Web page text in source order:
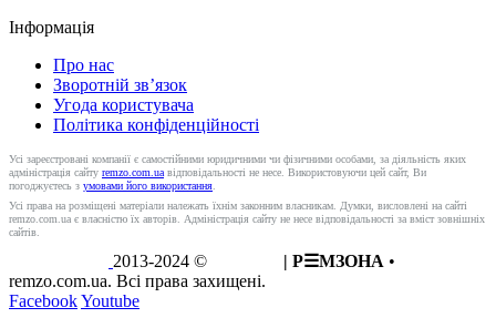
Інформація
Про нас
Зворотній зв’язок
Угода користувача
Політика конфіденційності
Усі зареєстровані компанії є самостійними юридичними чи фізичними особами, за діяльність яких
адміністрація сайту remzo.com.uaвідповідальності не несе. Використовуючи цей сайт, Ви
погоджуєтесь з умовами його використання.
Усі права на розміщені матеріали належать їхнім законним власникам. Думки, висловлені на сайті
remzo.com.ua є власністю їх авторів. Адміністрація сайту не несе відповідальності за вміст зовнішніх
сайтів.
2013-2024 © | Р☰МЗОНА •
remzo.com.ua. Всі права захищені.
FacebookYoutube